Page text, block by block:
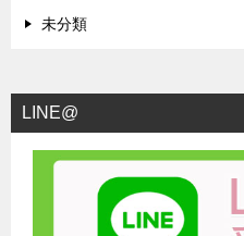
未分類
LINE@